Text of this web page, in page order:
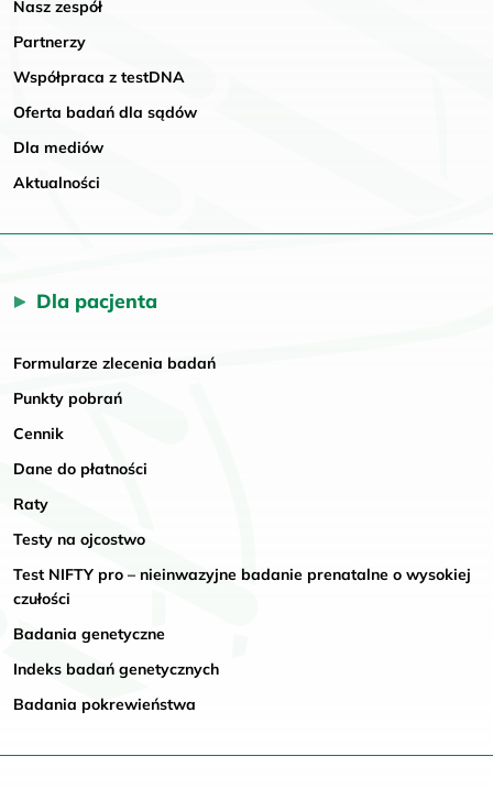
Nasz zespół
Partnerzy
Współpraca z testDNA
Oferta badań dla sądów
Dla mediów
Aktualności
Dla pacjenta
Formularze zlecenia badań
Punkty pobrań
Cennik
Dane do płatności
Raty
Testy na ojcostwo
Test NIFTY pro – nieinwazyjne badanie prenatalne o wysokiej
czułości
Badania genetyczne
Indeks badań genetycznych
Badania pokrewieństwa